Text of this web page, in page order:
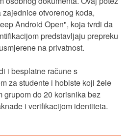
otvorenog koda,
Android Open", koja tvrdi da
predstavljaju prepreku
na privatnost.
i besplatne račune s
za studente i hobiste koji žele
do 20 korisnika bez
i verifikacijom identiteta.